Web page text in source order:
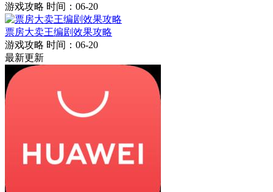
游戏攻略 时间：06-20
票房大卖王编剧效果攻略
游戏攻略 时间：06-20
最新更新